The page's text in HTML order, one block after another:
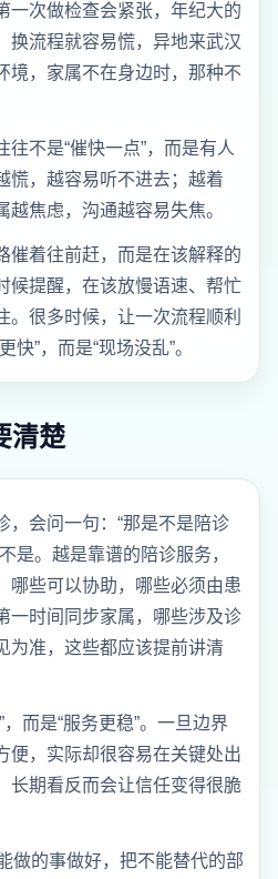
一次做检查会紧张，年纪大的
换流程就容易慌，异地来武汉
境，家属不在身边时，那种不
不是“催快一点”，而是有人
慌，越容易听不进去；越着
焦虑，沟通越容易失焦。
催着往前赶，而是在该解释的
候提醒，在该放慢语速、帮忙
。很多时候，让一次流程顺利
”，而是“现场没乱”。
清楚
，会问一句：“那是不是陪诊
是。越是靠谱的陪诊服务，
哪些可以协助，哪些必须由患
一时间同步家属，哪些涉及诊
为准，这些都应该提前讲清
而是“服务更稳”。一旦边界
便，实际却很容易在关键处出
长期看反而会让信任变得很脆
做的事做好，把不能替代的部